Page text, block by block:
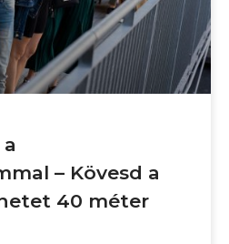
– Kövesd a
40 méter